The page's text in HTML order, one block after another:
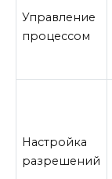
Управление
процессом
Настройка
разрешений